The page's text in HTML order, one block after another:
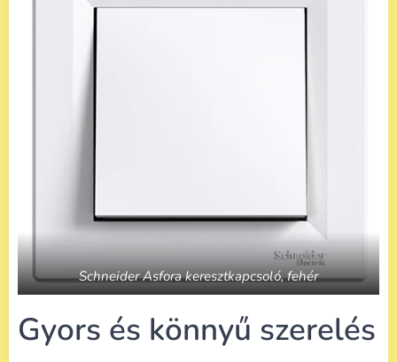
Schneider Asfora keresztkapcsoló, fehér
Gyors és könnyű szerelés